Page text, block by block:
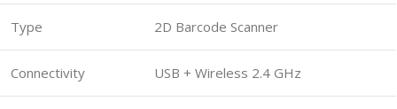
Type 2D Barcode Scanner
Connectivity USB + Wireless 2.4 GHz